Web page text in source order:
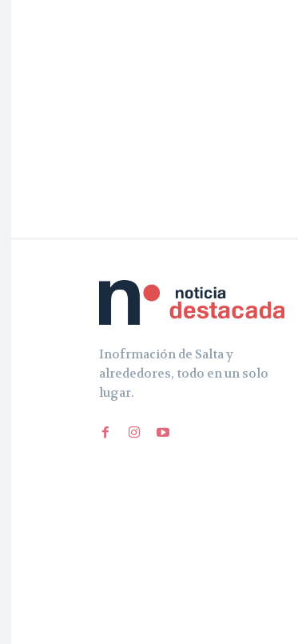
Inofrmación de Salta y
alrededores, todo en un solo
lugar.